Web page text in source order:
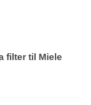
filter til Miele